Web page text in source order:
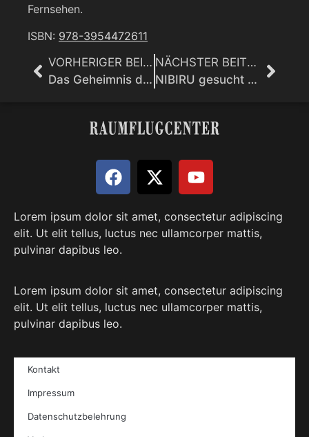
Fernsehen.
ISBN: 978-3954472611
VORHERIGER BEITRAG
Das Geheimnis der schwarzen Dreiecke: Warum die Wahrheit so schwer ist
NÄCHSTER BEITRAG
NIBIRU gesucht – Raumstation HIMMEL gefunden: Uralte Keilschrifttafeln offenbaren verwirrende Erkenntnisse über die Entstehung unserer Zivilisation
Lorem ipsum dolor sit amet, consectetur adipiscing
elit. Ut elit tellus, luctus nec ullamcorper mattis,
pulvinar dapibus leo.
Lorem ipsum dolor sit amet, consectetur adipiscing
elit. Ut elit tellus, luctus nec ullamcorper mattis,
pulvinar dapibus leo.
Kontakt
Impressum
Datenschutzbelehrung